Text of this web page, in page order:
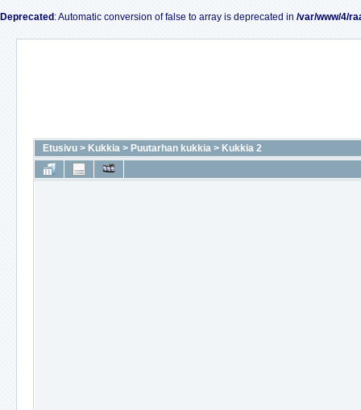
Deprecated : Automatic conversion of false to array is deprecated in /var/www/4/
Etusivu > Kukkia > Puutarhan kukkia > Kukkia 2